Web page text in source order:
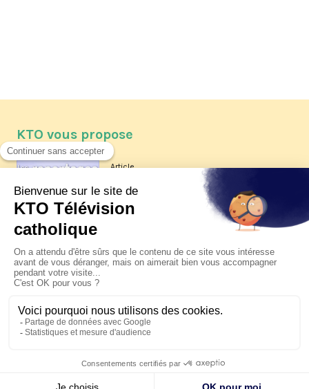
KTO vous propose
Article
Les reportages d'été 2026 de KTO
La visite pastorale du pape Léon
XIV à Assise à suivre sur KTO le
jeudi 6 août
Le pape en Uruguay, Argentine et
Pérou du 6 au 17 novembre 2026